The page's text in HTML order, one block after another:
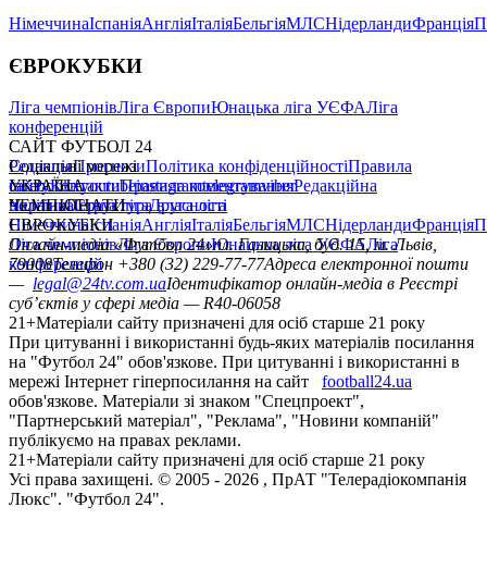
НімеччинаІспаніяАнгліяІталіяБельгіяМЛСНідерландиФранція
ЄВРОКУБКИ
Ліга чемпіонівЛіга ЄвропиЮнацька ліга УЄФАЛіга
конференцій
САЙТ ФУТБОЛ 24
РедакціяПрогнозиПолітика конфіденційностіПравила
сайтуКонтактиПравила коментуванняРедакційна
політикаСтруктура власності
Соціальні мережі
facebookxyoutubeinstagramtelegramviber
УКРАЇНА
УкраїнаПерша лігаДруга ліга
ЧЕМПІОНАТИ
НімеччинаІспаніяАнгліяІталіяБельгіяМЛСНідерландиФранція
ЄВРОКУБКИ
Ліга чемпіонівЛіга ЄвропиЮнацька ліга УЄФАЛіга
конференцій
Онлайн-медіа «Футбол 24»пл. Галицька, буд. 15, м. Львів,
79008Телефон +380 (32) 229-77-77Адреса електронної пошти
— legal@24tv.com.uaІдентифікатор онлайн-медіа в Реєстрі
суб’єктів у сфері медіа — R40-06058
21+Матеріали сайту призначені для осіб старше 21 року
При цитуванні і використанні будь-яких матеріалів посилання
на "Футбол 24" обов'язкове. При цитуванні і використанні в
мережі Інтернет гіперпосилання на сайт
football24.ua
обов'язкове. Матеріали зі знаком "Спецпроект",
"Партнерський матеріал", "Реклама", "Новини компаній"
публікуємо на правах реклами.
21+Матеріали сайту призначені для осіб старше 21 року
Усi права захищенi. © 2005 - 2026 , ПрАТ "Телерадіокомпанія
Люкс". "Футбол 24".